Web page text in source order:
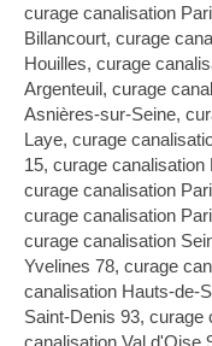
curage canalisation
Billancourt, curage
Houilles, curage
Argenteuil, curage
Asnières-sur-Seine,
Laye, curage
15, curage canalisation
curage canalisation
curage canalisation
curage canalisation
Yvelines 78, curage
canalisation Hauts-de-
Saint-Denis 93, curage